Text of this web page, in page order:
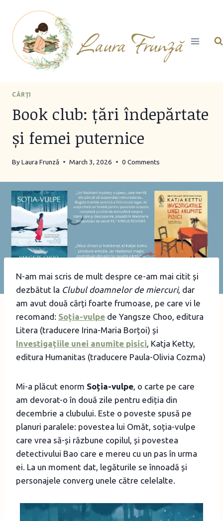
content
CĂRŢI
Book club: țări îndepărtate
și femei puternice
ByLaura Frunză March 3, 2026 0 Comments
N-am mai scris de mult despre ce-am mai citit și
dezbătut la Clubul doamnelor de miercuri, dar
am avut două cărți foarte frumoase, pe care vi le
recomand: Soția-vulpe de Yangsze Choo, editura
Litera (traducere Irina-Maria Borțoi) și
Investigațiile unei anumite pisici, Katja Ketty,
editura Humanitas (traducere Paula-Olivia Cozma)
Mi-a plăcut enorm Soția-vulpe, o carte pe care
am devorat-o în două zile pentru ediția din
decembrie a clubului. Este o poveste spusă pe
planuri paralele: povestea lui Omăt, soția-vulpe
care vrea să-și răzbune copilul, și povestea
detectivului Bao care e mereu cu un pas în urma
ei. La un moment dat, legăturile se înnoadă și
personajele converg unele către celelalte.